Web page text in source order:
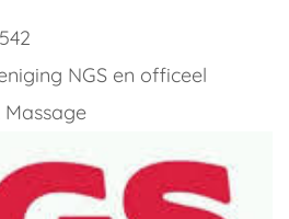
NGS en officeel